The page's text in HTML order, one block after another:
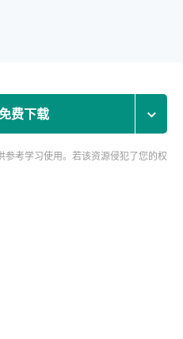
费下载
考学习使用。若该资源侵犯了您的权